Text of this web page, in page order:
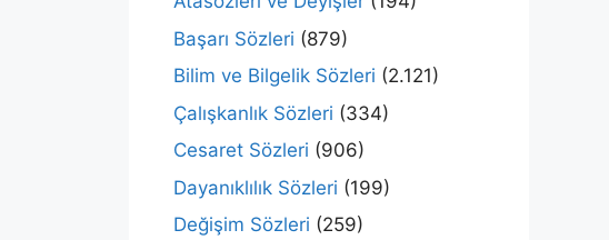
Başarı Sözleri (879)
Bilim ve Bilgelik Sözleri (2.121)
Çalışkanlık Sözleri (334)
Cesaret Sözleri (906)
Dayanıklılık Sözleri (199)
Değişim Sözleri (259)